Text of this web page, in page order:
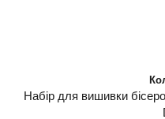
Набір для вишивки